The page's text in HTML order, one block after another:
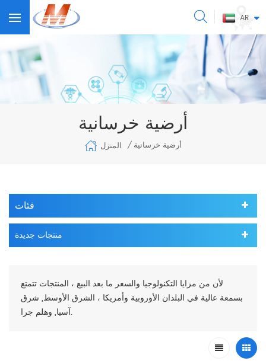
AR
أرضية خرسانية
المنزل / أرضية خرسانية
فئات
منتجات جديدة
لأن من مزايا التكنولوجيا والسعر ما بعد البيع ، المنتجات تتمتع
بسمعة عالية في البلدان الأوروبية وأمريكا ، الشرق الأوسط, شرق
آسيا, وهلم جرا.